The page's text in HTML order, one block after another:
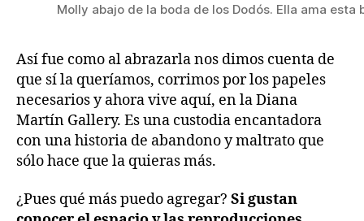
Molly abajo de la boda de los Dodós. Ella ama esta
Así fue como al abrazarla nos dimos cuenta de
que sí la queríamos, corrimos por los papeles
necesarios y ahora vive aquí, en la Diana
Martín Gallery. Es una custodia encantadora
con una historia de abandono y maltrato que
sólo hace que la quieras más.
¿Pues qué más puedo agregar? Si gustan